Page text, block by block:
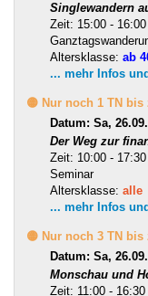
Singlewandern
Zeit: 15:00 -
Altersklasse: ab
... mehr Infos
🟡 Nur noch 1 TN bis
Datum: Sa,
Der Weg zur
Zeit: 10:00 -
Seminar
Altersklasse: alle
... mehr Infos
🟡 Nur noch 3 TN bis
Datum: Sa,
Monschau und
Zeit: 11:00 - 16:30